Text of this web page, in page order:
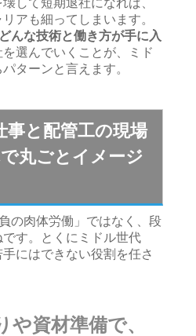
アも細ってしまいます。
んな技術と働き方が手に入
選んでいくことが、ミド
ターンと言えます。
事と配管工の現場
丸ごとイメージ
の肉体労働」ではなく、段
す。とくにミドル世代
にはできない役割を任さ
や資材準備で、